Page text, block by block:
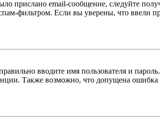
прислано email-сообщение, следуйте
фильтром. Если вы уверены, что ввели
вводите имя пользователя и
Также возможно, что допущена